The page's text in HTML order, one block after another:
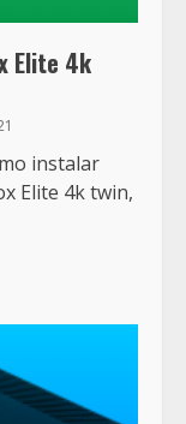
Elite 4k
instalar
Elite 4k twin,